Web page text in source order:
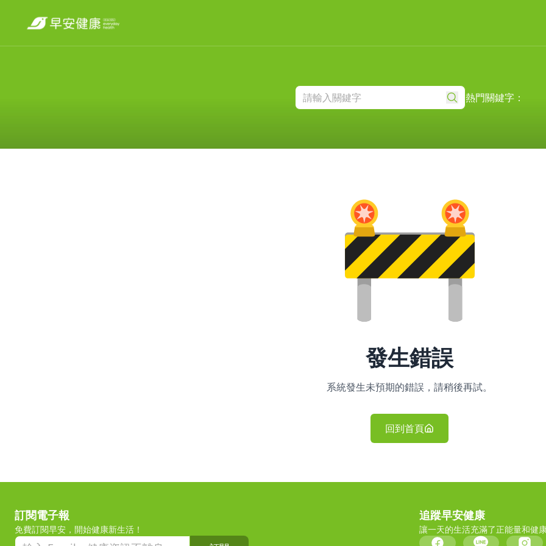
熱門關鍵字：
發生錯誤
系統發生未預期的錯誤，請稍後再試。
回到首頁
訂閱電子報
免費訂閱早安，開始健康新生活！
追蹤早安健康
讓一天的生活充滿了正能量和健